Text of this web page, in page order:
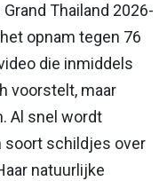
Thailand 2026-
opnam tegen 76
die inmiddels
voorstelt, maar
Al snel wordt
soort schildjes over
natuurlijke